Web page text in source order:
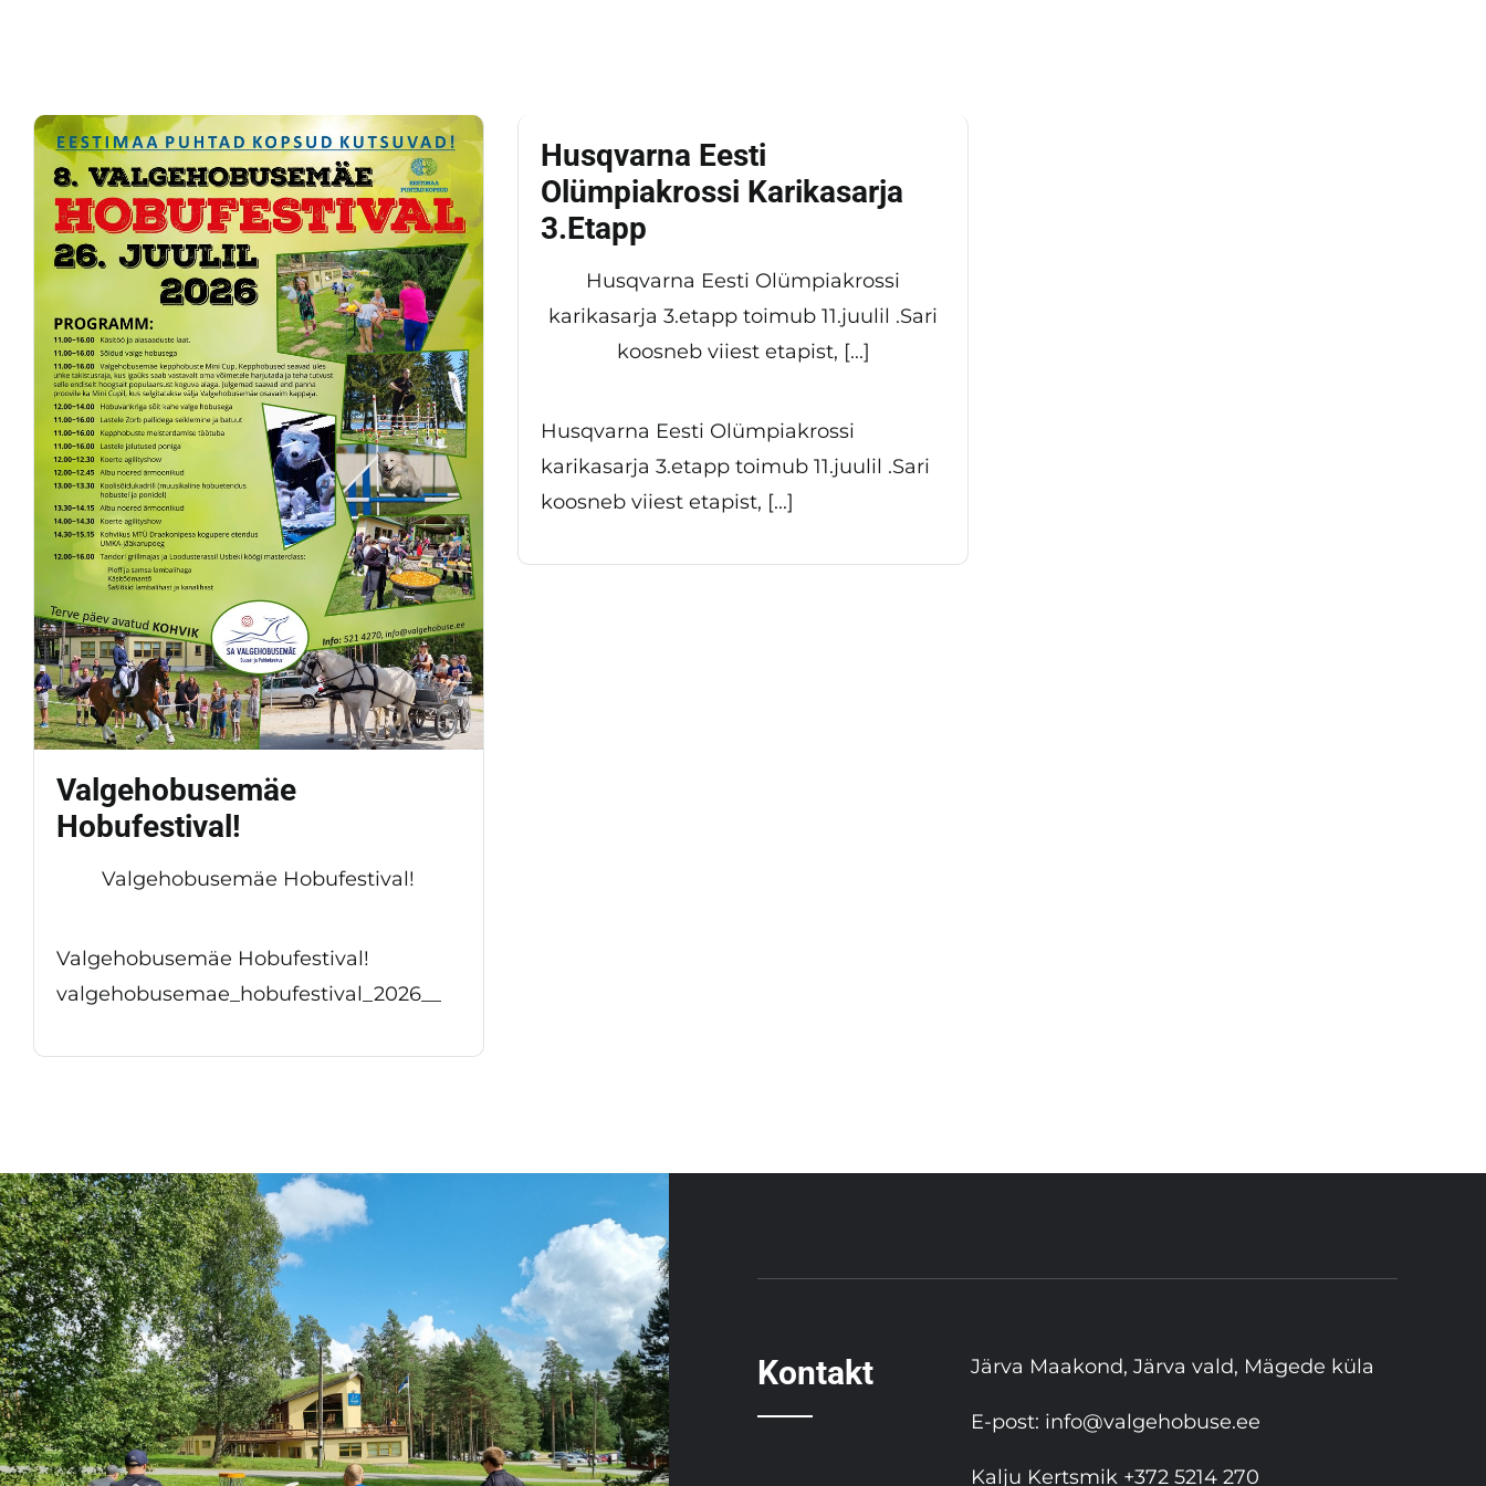
Valgehobusemäe
Hobufestival!
Valgehobusemäe Hobufestival!
Valgehobusemäe Hobufestival!
valgehobusemae_hobufestival_2026__
Husqvarna Eesti
Olümpiakrossi Karikasarja
3.etapp
Husqvarna Eesti Olümpiakrossi
karikasarja 3.etapp toimub 11.juulil .Sari
koosneb viiest etapist, [...]
Husqvarna Eesti Olümpiakrossi
karikasarja 3.etapp toimub 11.juulil .Sari
koosneb viiest etapist, [...]
Kontakt Järva Maakond, Järva vald, Mägede küla
E-post: info@valgehobuse.ee
Kalju Kertsmik +372 5214 270